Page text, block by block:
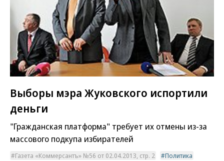
Выборы мэра Жуковского испортили
деньги
"Гражданская платформа" требует их отмены из-за
массового подкупа избирателей
Газета «Коммерсантъ» №56 от 02.04.2013, стр. 2
Политика